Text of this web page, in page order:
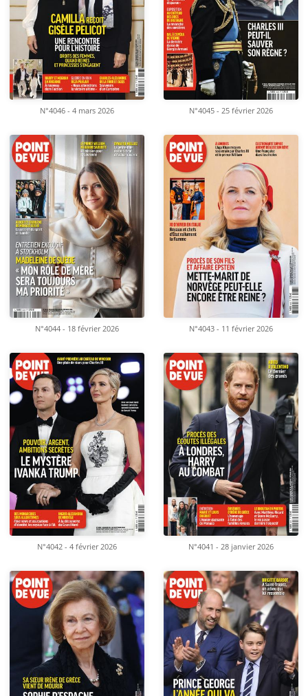
N°4046 - 4 mars 2026 N°4045 - 25 février 2026
N°4044 - 18 février 2026 N°4043 - 11 février 2026
N°4042 - 4 février 2026 N°4041 - 28 janvier 2026